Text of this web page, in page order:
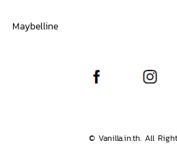
Maybelline
© Vanilla.in.th. All